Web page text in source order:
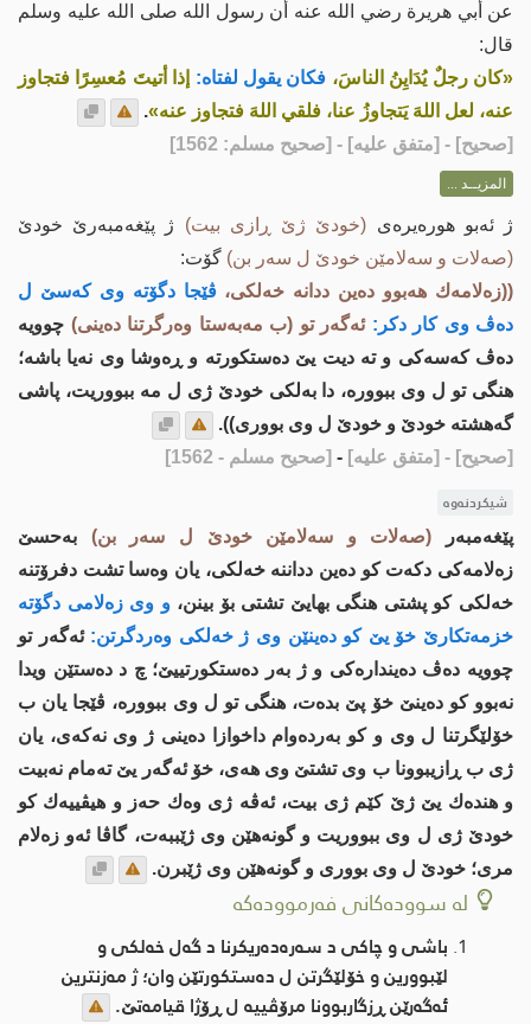
عن أبي هريرة رضي الله عنه أن رسول الله صلى الله عليه وسلم
قال:
«كان رجلٌ يُدَايِنُ الناسَ، فكان يقول لفتاه: إذا أتيتَ مُعسِرًا فتجاوز
عنه، لعل اللهَ يَتجاوزُ عنا، فلقي اللهَ فتجاوز عنه».
[صحيح] - [متفق عليه] - [صحيح مسلم: 1562]
المزيــد ...
ژ ئه‌بو هورەیرەی (خودێ ژێ ڕازی بیت) ژ پێغەمبەرێ خودێ
(صەلات و سەلامێن خودێ ل سەر بن) گۆت:
((زه‌لامه‌ك هه‌بوو ده‌ین ددانه‌ خه‌لكی، ڤێجا دگۆته‌ وی كه‌سێ ل
ده‌ڤ وی كار دكر: ئه‌گه‌ر تو (ب مه‌به‌ستا وه‌رگرتنا ده‌ینی) چوویه‌
ده‌ڤ كه‌سه‌كی و ته‌ دیت یێ ده‌ستكورته‌ و ڕه‌وشا وی نه‌یا باشه‌؛
هنگی تو ل وی ببووره‌، دا به‌لكی خودێ ژی ل مە ببووریت، پاشی
گه‌هشته‌ خودێ و خودێ ل وی بووری)).
[صحيح] - [متفق عليه] - [صحيح مسلم - 1562]
شیکردنەوە
پێغەمبەر (صەلات و سەلامێن خودێ ل سەر بن) به‌حسێ
زه‌لامه‌كی دكه‌ت كو ده‌ین دداننه‌ خه‌لكی، یان وه‌سا تشت دفرۆتنه‌
خه‌لكی كو پشتی هنگی بهایێ تشتی بۆ بینن، و وی زه‌لامی دگۆته‌
خزمه‌تكارێ خۆ یێ كو ده‌ینێن وی ژ خه‌لكی وه‌ردگرتن: ئه‌گه‌ر تو
چوویه‌ ده‌ڤ ده‌ینداره‌كی و ژ به‌ر ده‌ستكورتییێ؛ چ د ده‌ستێن ویدا
نه‌بوو كو ده‌ینێ خۆ پێ بده‌ت، هنگی تو ل وی ببووره‌، ڤێجا یان ب
خۆلێگرتنا ل وی و كو به‌رده‌وام داخوازا ده‌ینی ژ وی نه‌كه‌ی، یان
ژی ب ڕازیبوونا ب وی تشتێ وی هه‌ی، خۆ ئه‌گه‌ر یێ ته‌مام نه‌بیت
و هنده‌ك یێ ژێ كێم ژی بیت، ئه‌ڤه‌ ژی وه‌ك حه‌ز و هیڤییه‌ك كو
خودێ ژی ل وی ببووریت و گونه‌هێن وی ژێببه‌ت، گاڤا ئه‌و زه‌لام
مری؛ خودێ ل وی بووری و گونه‌هێن وی ژێبرن.
لە سوودەکانی فەرموودەکە
باشی و چاكی د سه‌ره‌ده‌ریكرنا د گه‌ل خه‌لكی و
لێبوورین و خۆلێگرتن ل ده‌ستكورتێن وان؛ ژ مه‌زنترین
ئه‌گه‌رێن ڕزگاربوونا مرۆڤییه‌ ل ڕۆژا قیامه‌تێ.